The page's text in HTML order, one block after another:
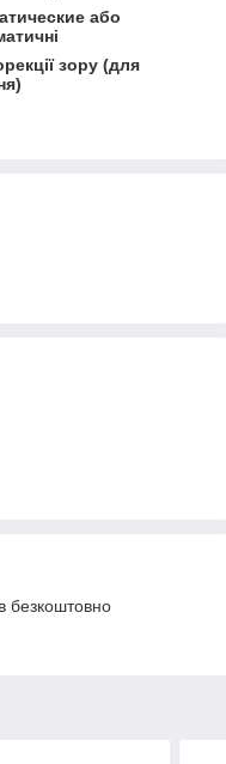
або
зору (для
безкоштовно